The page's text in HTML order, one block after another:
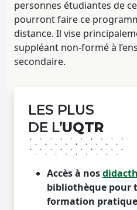
personnes étudiantes de
pourront faire ce
distance. Il vise
suppléant non-formé à
secondaire.
LES PLUS
DE L’UQTR
Accès à nos
bibliothèque pour
formation pratique